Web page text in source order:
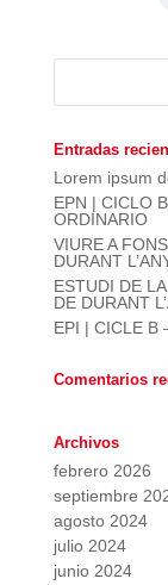
Entradas
Lorem ipsum
EPN | CICLO
ORDINARIO
VIURE A
DURANT
ESTUDI DE
DE DURANT
EPI | CICLE B
Comentarios
Archivos
febrero 2026
septiembre
agosto 2024
julio 2024
junio 2024